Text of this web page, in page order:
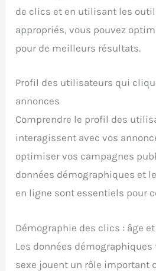
de clics et en utilisant les
appropriés, vous pouvez
pour de meilleurs résultats.
Profil des utilisateurs qui
annonces
Comprendre le profil des
interagissent avec vos
optimiser vos campagnes
données démographiques et
en ligne sont essentiels pour
Démographie des clics : âge
Les données démographiques
sexe jouent un rôle important